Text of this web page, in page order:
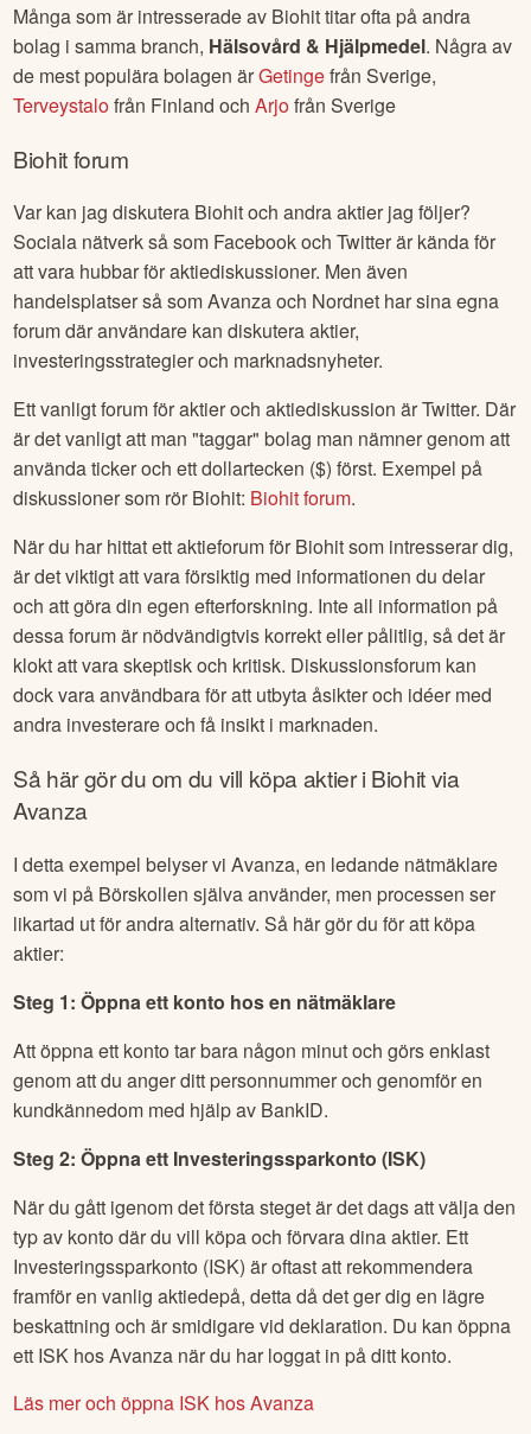
Många som är intresserade av Biohittitar ofta på andra
bolag i samma branch, Hälsovård & Hjälpmedel. Några av
de mest populära bolagen ärGetingefrånSverige,
Terveystalofrån Finland ochArjofrånSverige
Biohitforum
Var kan jag diskutera Biohitoch andra aktier jag följer?
Sociala nätverk så som Facebook och Twitter är kända för
att vara hubbar för aktiediskussioner. Men även
handelsplatser så som Avanza och Nordnet har sina egna
forum där användare kan diskutera aktier,
investeringsstrategier och marknadsnyheter.
Ett vanligt forum för aktier och aktiediskussion är Twitter. Där
är det vanligt att man "taggar" bolag man nämner genom att
använda ticker och ett dollartecken ($) först. Exempel på
diskussioner som rör Biohit: Biohitforum.
När du har hittat ett aktieforum för Biohitsom intresserar dig,
är det viktigt att vara försiktig med informationen du delar
och att göra din egen efterforskning. Inte all information på
dessa forum är nödvändigtvis korrekt eller pålitlig, så det är
klokt att vara skeptisk och kritisk. Diskussionsforum kan
dock vara användbara för att utbyta åsikter och idéer med
andra investerare och få insikt i marknaden.
Så här gör du om du vill köpa aktier iBiohitvia
Avanza
I detta exempel belyser vi Avanza, en ledande nätmäklare
som vi på Börskollen själva använder, men processen ser
likartad ut för andra alternativ. Så här gör du för att köpa
aktier:
Steg 1: Öppna ett konto hos en nätmäklare
Att öppna ett konto tar bara någon minut och görs enklast
genom att du anger ditt personnummer och genomför en
kundkännedom med hjälp av BankID.
Steg 2: Öppna ett Investeringssparkonto (ISK)
När du gått igenom det första steget är det dags att välja den
typ av konto där du vill köpa och förvara dina aktier. Ett
Investeringssparkonto (ISK) är oftast att rekommendera
framför en vanlig aktiedepå, detta då det ger dig en lägre
beskattning och är smidigare vid deklaration. Du kan öppna
ett ISK hos Avanza när du har loggat in på ditt konto.
Läs mer och öppna ISK hos Avanza